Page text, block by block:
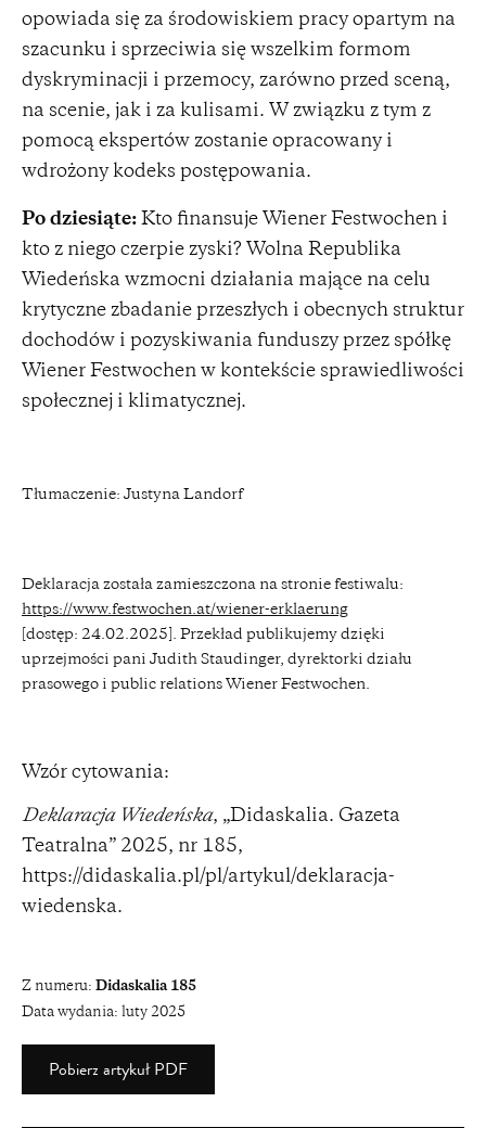
opowiada się za środowiskiem pracy opartym na
szacunku i sprzeciwia się wszelkim formom
dyskryminacji i przemocy, zarówno przed sceną,
na scenie, jak i za kulisami. W związku z tym z
pomocą ekspertów zostanie opracowany i
wdrożony kodeks postępowania.
Po dziesiąte: Kto finansuje Wiener Festwochen i
kto z niego czerpie zyski? Wolna Republika
Wiedeńska wzmocni działania mające na celu
krytyczne zbadanie przeszłych i obecnych struktur
dochodów i pozyskiwania funduszy przez spółkę
Wiener Festwochen w kontekście sprawiedliwości
społecznej i klimatycznej.
Tłumaczenie: Justyna Landorf
Deklaracja została zamieszczona na stronie festiwalu:
https://www.festwochen.at/wiener-erklaerung
[dostęp: 24.02.2025]. Przekład publikujemy dzięki
uprzejmości pani Judith Staudinger, dyrektorki działu
prasowego i public relations Wiener Festwochen.
Wzór cytowania:
Deklaracja Wiedeńska, „Didaskalia. Gazeta
Teatralna” 2025, nr 185,
https://didaskalia.pl/pl/artykul/deklaracja-
wiedenska.
Z numeru: Didaskalia 185
Data wydania: luty 2025
Pobierz artykuł PDF